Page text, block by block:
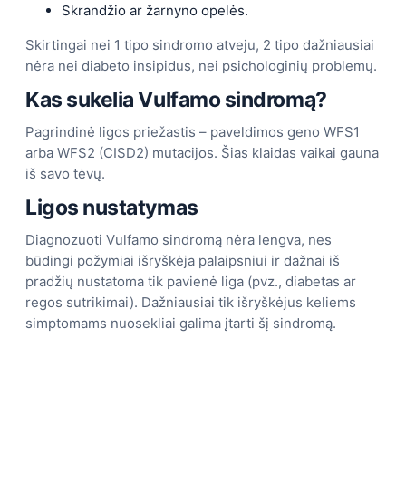
Skrandžio ar žarnyno opelės.
Skirtingai nei 1 tipo sindromo atveju, 2 tipo dažniausiai
nėra nei diabeto insipidus, nei psichologinių problemų.
Kas sukelia Vulfamo sindromą?
Pagrindinė ligos priežastis – paveldimos geno WFS1
arba WFS2 (CISD2) mutacijos. Šias klaidas vaikai gauna
iš savo tėvų.
Ligos nustatymas
Diagnozuoti Vulfamo sindromą nėra lengva, nes
būdingi požymiai išryškėja palaipsniui ir dažnai iš
pradžių nustatoma tik pavienė liga (pvz., diabetas ar
regos sutrikimai). Dažniausiai tik išryškėjus keliems
simptomams nuosekliai galima įtarti šį sindromą.